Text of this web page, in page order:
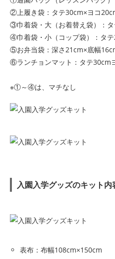
②上履き袋：タテ30cm×ヨコ
③巾着袋・大（お着替え袋）：
④巾着袋・小（コップ袋）：タ
⑤お弁当袋：深さ21cm×底幅
⑥ランチョンマット：タテ30cm
※①～④は、マチなし
入園入学グッズのキット内
表布：布幅108cm×150cm